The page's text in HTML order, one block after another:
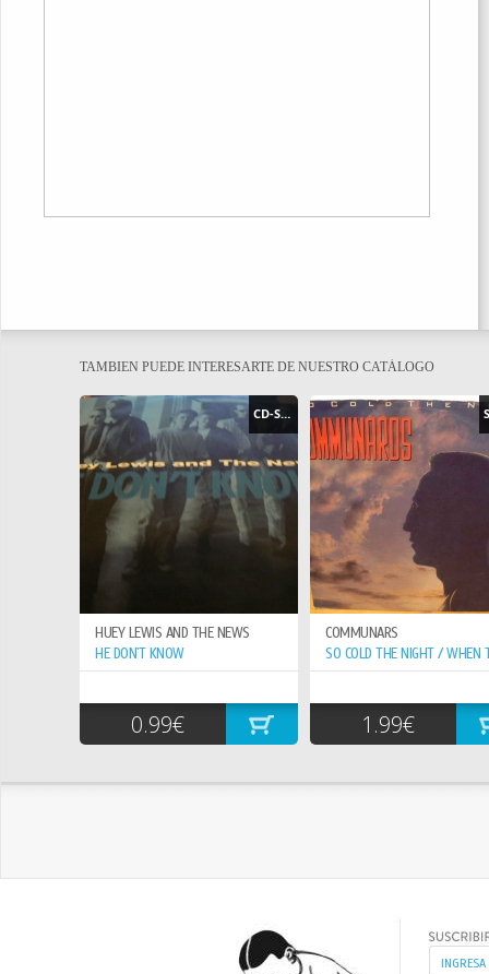
TAMBIEN PUEDE INTERESARTE DE NUESTRO CATÁLOGO
CD-SINGLE
HUEY LEWIS AND THE NEWS
HE DON`T KNOW
0.99€
COMMUNARS
1.99€